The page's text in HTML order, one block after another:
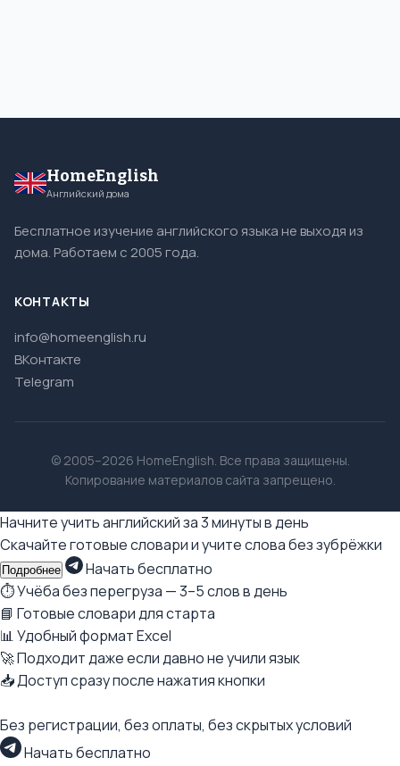
HomeEnglish
Английский дома
Бесплатное изучение английского языка не выходя из
дома. Работаем с 2005 года.
КОНТАКТЫ
info@homeenglish.ru
ВКонтакте
Telegram
© 2005–2026 HomeEnglish. Все права защищены.
Копирование материалов сайта запрещено.
Начните учить английский за 3 минуты в день
Скачайте готовые словари и учите слова без зубрёжки
Подробнее
Начать бесплатно
⏱ Учёба без перегруза — 3–5 слов в день
📘 Готовые словари для старта
📊 Удобный формат Excel
🚀 Подходит даже если давно не учили язык
📥 Доступ сразу после нажатия кнопки
Без регистрации, без оплаты, без скрытых условий
Начать бесплатно